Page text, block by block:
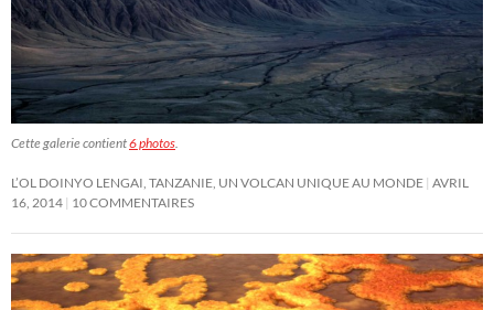
Cette galerie contient6 photos
L’OL DOINYO LENGAI, TANZANIE, UN VOLCAN UNIQUE AU MONDE AVRIL
16, 2014 10 COMMENTAIRES